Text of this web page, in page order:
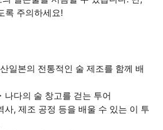
록 주의하세요!
일본의 전통적인 술 제조를 함께 배
다의 술 창고를 걷는 투어
사, 제조 공정 등을 배울 수 있는 이 투